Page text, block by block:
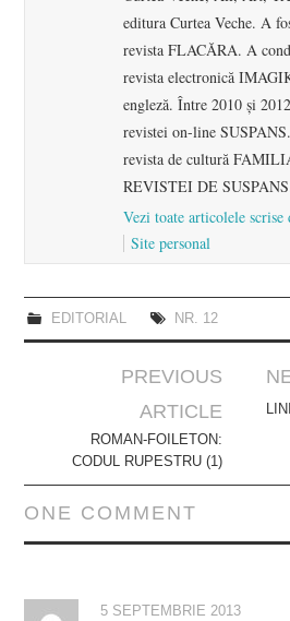
editura Curtea Veche. A
revista FLACĂRA. A
revista electronică
engleză. Între 2010 şi
revistei on-line
revista de cultură
REVISTEI DE
Vezi toate articolele
Site personal
EDITORIAL NR. 12
navigation
PREVIOUS
ARTICLE
ROMAN-FOILETON:
CODUL RUPESTRU (1)
ONE COMMENT
5 SEPTEMBRIE 2013